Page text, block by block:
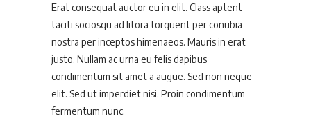
Erat consequat auctor eu in elit. Class aptent
taciti sociosqu ad litora torquent per conubia
nostra per inceptos himenaeos. Mauris in erat
justo. Nullam ac urna eu felis dapibus
condimentum sit amet a augue. Sed non neque
elit. Sed ut imperdiet nisi. Proin condimentum
fermentum nunc.